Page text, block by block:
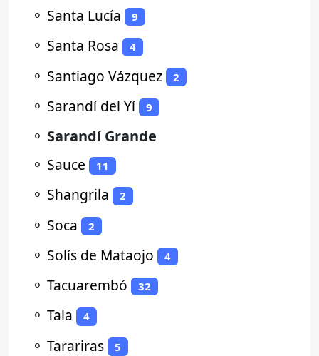
⚬ Santa Lucía 9
⚬ Santa Rosa 4
⚬ Santiago Vázquez 2
⚬ Sarandí del Yí 9
⚬ Sarandí Grande
⚬ Sauce 11
⚬ Shangrila 2
⚬ Soca 2
⚬ Solís de Mataojo 4
⚬ Tacuarembó 32
⚬ Tala 4
⚬ Tarariras 5